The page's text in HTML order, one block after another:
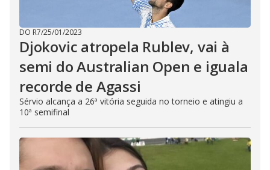
DO R7/25/01/2023
Djokovic atropela Rublev, vai à
semi do Australian Open e iguala
recorde de Agassi
Sérvio alcança a 26ª vitória seguida no torneio e atingiu a
10ª semifinal